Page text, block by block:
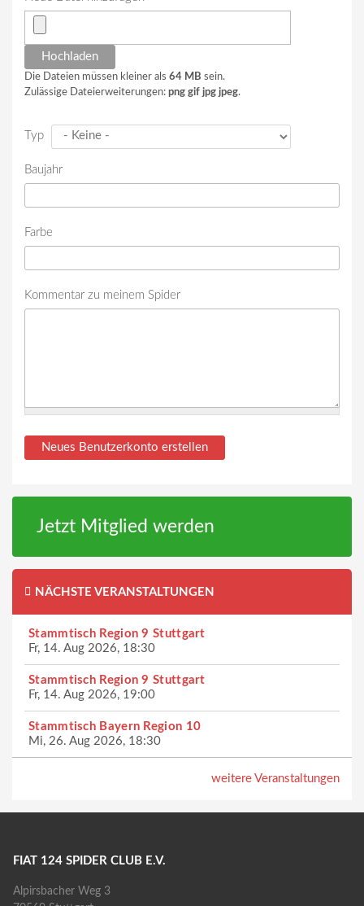
Die Dateien müssen kleiner als 64 MB sein.
Zulässige Dateierweiterungen: png gif jpg jpeg.
Typ
Baujahr
Farbe
Kommentar zu meinem Spider
Jetzt Mitglied werden
NÄCHSTE VERANSTALTUNGEN
Stammtisch Region 9 Stuttgart
Fr, 14. Aug 2026, 18:30
Stammtisch Region 9 Stuttgart
Fr, 14. Aug 2026, 19:00
Stammtisch Bayern Region 10
Mi, 26. Aug 2026, 18:30
weitere Veranstaltungen
FIAT 124 SPIDER CLUB E.V.
Alpirsbacher Weg 3